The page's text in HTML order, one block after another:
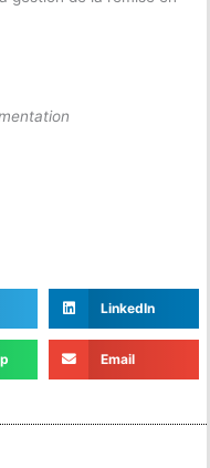
LinkedIn
Email